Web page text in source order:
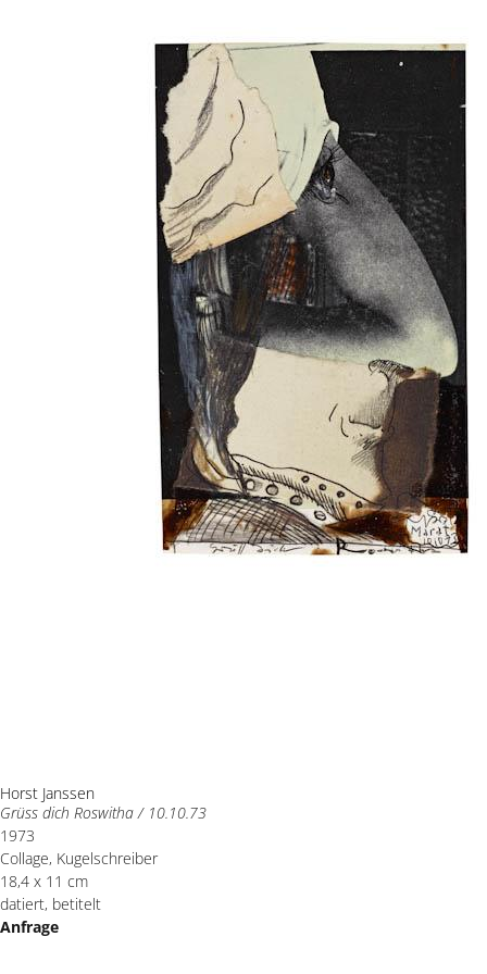
Horst Janssen
Grüss dich Roswitha / 10.10.73
1973
Collage, Kugelschreiber
18,4 x 11 cm
datiert, betitelt
Anfrage